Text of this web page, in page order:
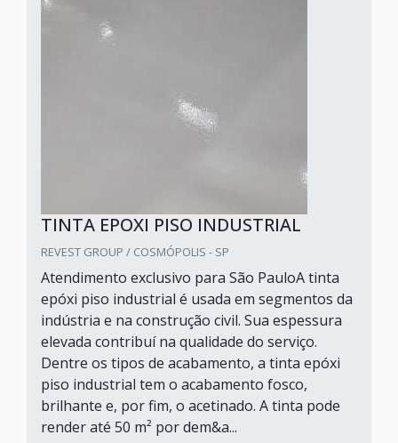
TINTA EPOXI PISO INDUSTRIAL
REVEST GROUP / COSMÓPOLIS - SP
Atendimento exclusivo para São PauloA tinta
epóxi piso industrial é usada em segmentos da
indústria e na construção civil. Sua espessura
elevada contribuí na qualidade do serviço.
Dentre os tipos de acabamento, a tinta epóxi
piso industrial tem o acabamento fosco,
brilhante e, por fim, o acetinado. A tinta pode
render até 50 m² por dem&a...